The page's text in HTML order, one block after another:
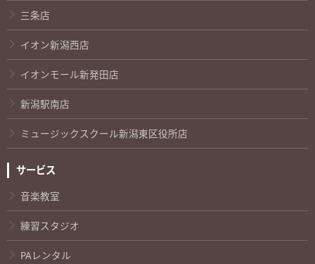
三条店
イオン新潟西店
イオンモール新発田店
新潟駅南店
ミュージックスクール新潟東区役所店
サービス
音楽教室
練習スタジオ
PAレンタル